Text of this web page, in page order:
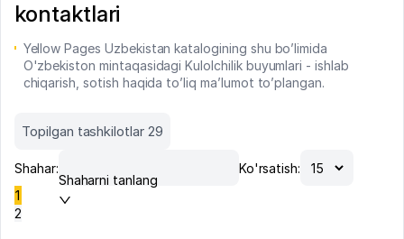
kontaktlari
Yellow Pages Uzbekistan katalogining shu bo’limida
O'zbekiston mintaqasidagi Kulolchilik buyumlari - ishlab
chiqarish, sotish haqida to’liq ma’lumot to’plangan.
Topilgan tashkilotlar 29
Shahar:
Shaharni tanlang
Ko'rsatish:
1
2